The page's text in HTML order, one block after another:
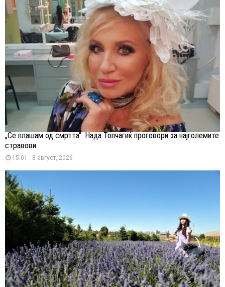
„Се плашам од смртта“: Нада Топчагиќ проговори за најголемите
стравови
15:01 - 8 август, 2026